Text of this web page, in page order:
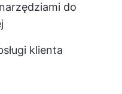
do
klienta